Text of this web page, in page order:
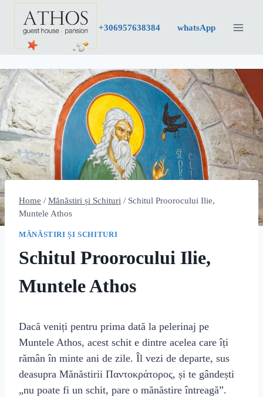
Skip
content
+306957638384 whatsApp
Home / Mănăstiri și Schituri / Schitul Proorocului Ilie,
Muntele Athos
MĂNĂSTIRI ȘI SCHITURI
Schitul Proorocului Ilie,
Muntele Athos
Dacă veniți pentru prima dată la pelerinaj pe
Muntele Athos, acest schit e dintre acelea care îți
rămân în minte ani de zile. Îl vezi de departe, sus
deasupra Mănăstirii Παντοκράτορος, și te gândești
„nu poate fi un schit, pare o mănăstire întreagă”.